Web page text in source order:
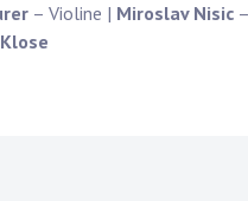
– Violine | Miroslav Nisic